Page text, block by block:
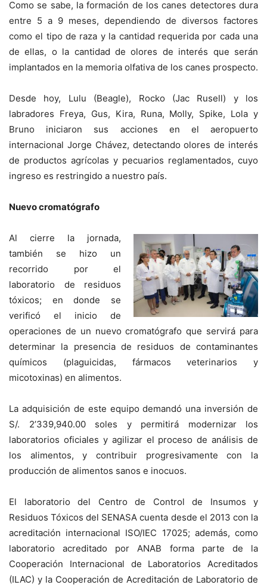
Como se sabe, la formación de los canes detectores dura
entre 5 a 9 meses, dependiendo de diversos factores
como el tipo de raza y la cantidad requerida por cada una
de ellas, o la cantidad de olores de interés que serán
implantados en la memoria olfativa de los canes prospecto.
Desde hoy, Lulu (Beagle), Rocko (Jac Rusell) y los
labradores Freya, Gus, Kira, Runa, Molly, Spike, Lola y
Bruno iniciaron sus acciones en el aeropuerto
internacional Jorge Chávez, detectando olores de interés
de productos agrícolas y pecuarios reglamentados, cuyo
ingreso es restringido a nuestro país.
Nuevo cromatógrafo
Al cierre la jornada,
también se hizo un
recorrido por el
laboratorio de residuos
tóxicos; en donde se
verificó el inicio de
operaciones de un nuevo cromatógrafo que servirá para
determinar la presencia de residuos de contaminantes
químicos (plaguicidas, fármacos veterinarios y
micotoxinas) en alimentos.
La adquisición de este equipo demandó una inversión de
S/. 2’339,940.00 soles y permitirá modernizar los
laboratorios oficiales y agilizar el proceso de análisis de
los alimentos, y contribuir progresivamente con la
producción de alimentos sanos e inocuos.
El laboratorio del Centro de Control de Insumos y
Residuos Tóxicos del SENASA cuenta desde el 2013 con la
acreditación internacional ISO/IEC 17025; además, como
laboratorio acreditado por ANAB forma parte de la
Cooperación Internacional de Laboratorios Acreditados
(ILAC) y la Cooperación de Acreditación de Laboratorio de